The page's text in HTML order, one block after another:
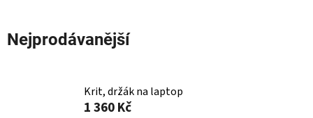
Nejprodávanější
Krit, držák na laptop
1 360 Kč